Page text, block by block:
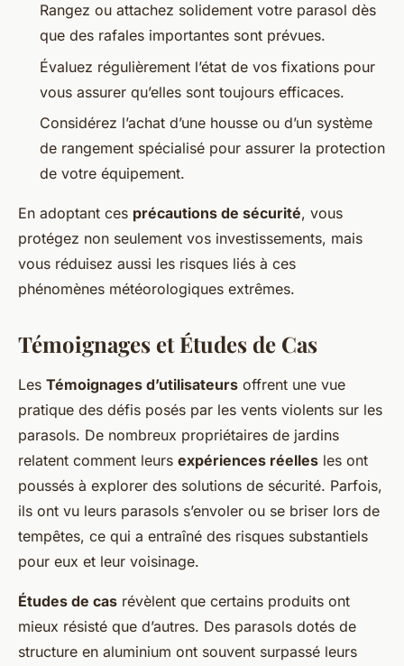
Rangez ou attachez solidement votre parasol dès
que des rafales importantes sont prévues.
Évaluez régulièrement l’état de vos fixations pour
vous assurer qu’elles sont toujours efficaces.
Considérez l’achat d’une housse ou d’un système
de rangement spécialisé pour assurer la protection
de votre équipement.
En adoptant ces précautions de sécurité, vous
protégez non seulement vos investissements, mais
vous réduisez aussi les risques liés à ces
phénomènes météorologiques extrêmes.
Témoignages et Études de Cas
Les Témoignages d’utilisateurs offrent une vue
pratique des défis posés par les vents violents sur les
parasols. De nombreux propriétaires de jardins
relatent comment leurs expériences réelles les ont
poussés à explorer des solutions de sécurité. Parfois,
ils ont vu leurs parasols s’envoler ou se briser lors de
tempêtes, ce qui a entraîné des risques substantiels
pour eux et leur voisinage.
Études de cas révèlent que certains produits ont
mieux résisté que d’autres. Des parasols dotés de
structure en aluminium ont souvent surpassé leurs